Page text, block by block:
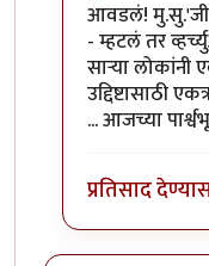
In reply to
आवडलं!
- म्हटलं तर
सार्‍या लोकांनी
उद्दिष्टासाठी
... आजच्या
प्रतिसाद